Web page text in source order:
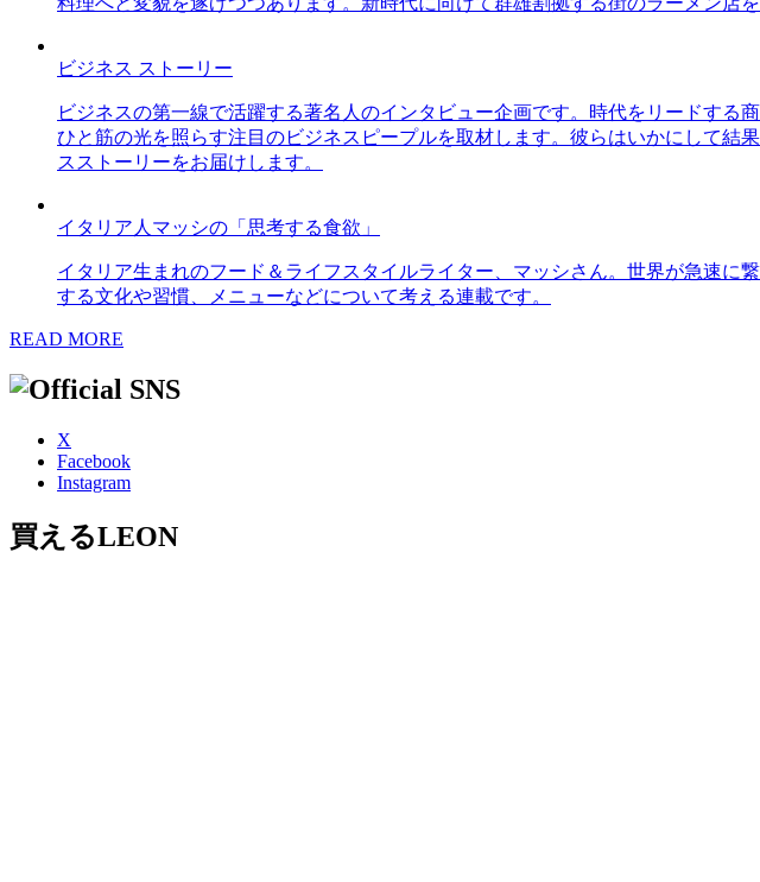
ビジネス ストーリー
ビジネスの第一線で活躍する著名人のインタビュー企画です。時代をリードす
ひと筋の光を照らす注目のビジネスピープルを取材します。彼らはいかにして
スストーリーをお届けします。
イタリア人マッシの「思考する食欲」
イタリア生まれのフード＆ライフスタイルライター、マッシさん。世界が急速
する文化や習慣、メニューなどについて考える連載です。
READ MORE
X
Facebook
Instagram
買えるLEON